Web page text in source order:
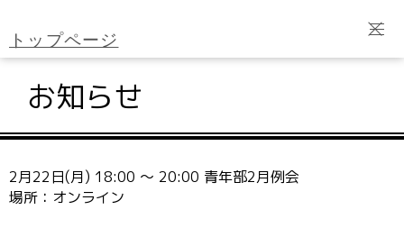
トップページ
会議所のご案内
ご入会案内
会員サービス
お知らせ
2月22日(月) 18:00 ～ 20:00 青年部2月例会
場所：オンライン